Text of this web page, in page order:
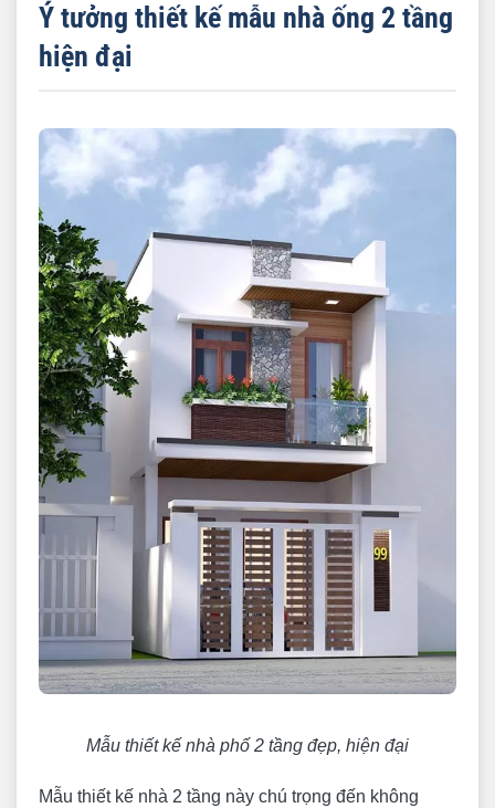
Ý tưởng thiết kế mẫu nhà ống 2 tầng
hiện đại
Mẫu thiết kế nhà phố 2 tầng đẹp, hiện đại
Mẫu thiết kế nhà 2 tầng này chú trọng đến không